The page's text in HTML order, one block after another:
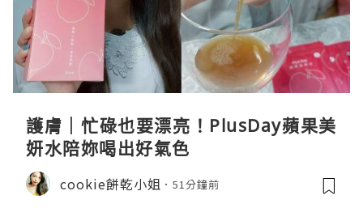
護膚｜忙碌也要漂亮！PlusDay蘋果美
妍水陪妳喝出好氣色
cookie餅乾小姐 51分鐘前